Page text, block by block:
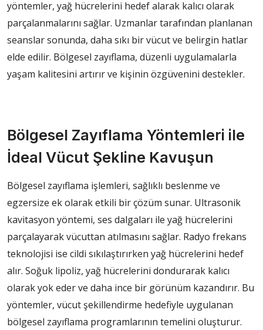
yöntemler, yağ hücrelerini hedef alarak kalıcı olarak
parçalanmalarını sağlar. Uzmanlar tarafından planlanan
seanslar sonunda, daha sıkı bir vücut ve belirgin hatlar
elde edilir. Bölgesel zayıflama, düzenli uygulamalarla
yaşam kalitesini artırır ve kişinin özgüvenini destekler.
Bölgesel Zayıflama Yöntemleri ile
İdeal Vücut Şekline Kavuşun
Bölgesel zayıflama işlemleri, sağlıklı beslenme ve
egzersize ek olarak etkili bir çözüm sunar. Ultrasonik
kavitasyon yöntemi, ses dalgaları ile yağ hücrelerini
parçalayarak vücuttan atılmasını sağlar. Radyo frekans
teknolojisi ise cildi sıkılaştırırken yağ hücrelerini hedef
alır. Soğuk lipoliz, yağ hücrelerini dondurarak kalıcı
olarak yok eder ve daha ince bir görünüm kazandırır. Bu
yöntemler, vücut şekillendirme hedefiyle uygulanan
bölgesel zayıflama programlarının temelini oluşturur.